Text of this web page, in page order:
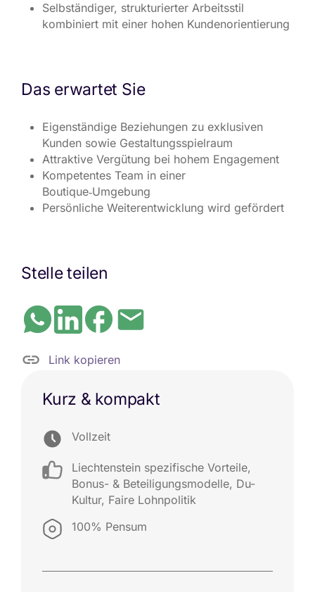
Kurz & kompakt
Vollzeit
Liechtenstein spezifische Vorteile,
Bonus- & Beteiligungsmodelle, Du-
Kultur, Faire Lohnpolitik
100% Pensum
Selbständiger, strukturierter Arbeitsstil
kombiniert mit einer hohen Kundenorientierung
Das erwartet Sie
Eigenständige Beziehungen zu exklusiven
Kunden sowie Gestaltungsspielraum
Attraktive Vergütung bei hohem Engagement
Kompetentes Team in einer
Boutique‑Umgebung
Persönliche Weiterentwicklung wird gefördert
Stelle teilen
Link kopieren